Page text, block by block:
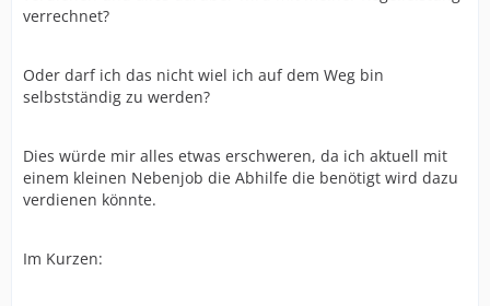
verrechnet?
Oder darf ich das nicht wiel ich auf dem Weg bin
selbstständig zu werden?
Dies würde mir alles etwas erschweren, da ich aktuell mit
einem kleinen Nebenjob die Abhilfe die benötigt wird dazu
verdienen könnte.
Im Kurzen: